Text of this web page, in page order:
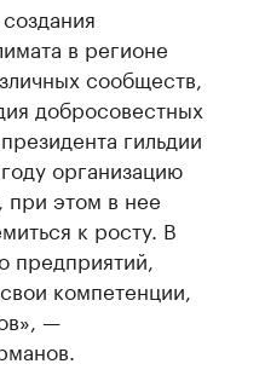
в регионе
сообществ,
добросовестных
гильдии
организацию
при этом в нее
к росту. В
предприятий,
компетенции,
—